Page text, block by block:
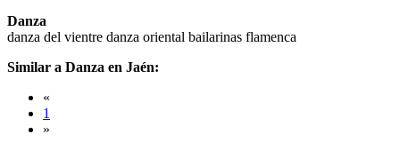
Danza
danza del vientre danza oriental bailarinas flamenca
Similar a Danza en Jaén:
«
1
»